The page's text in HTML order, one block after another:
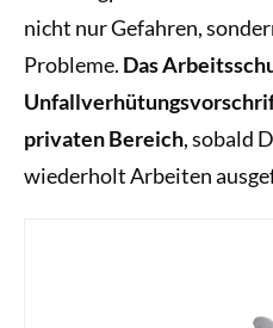
nicht nur Gefahren,
Probleme. Das
privaten Bereich, sobald
wiederholt Arbeiten